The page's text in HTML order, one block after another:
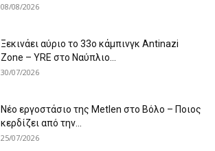
08/08/2026
Ξεκινάει αύριο το 33ο κάμπινγκ Antinazi
Zone – YRE στο Ναύπλιο...
30/07/2026
Νέο εργοστάσιο της Metlen στο Βόλο – Ποιος
κερδίζει από την...
25/07/2026